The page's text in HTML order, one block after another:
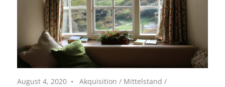
August 4, 2020 Akquisition / Mittelstand /